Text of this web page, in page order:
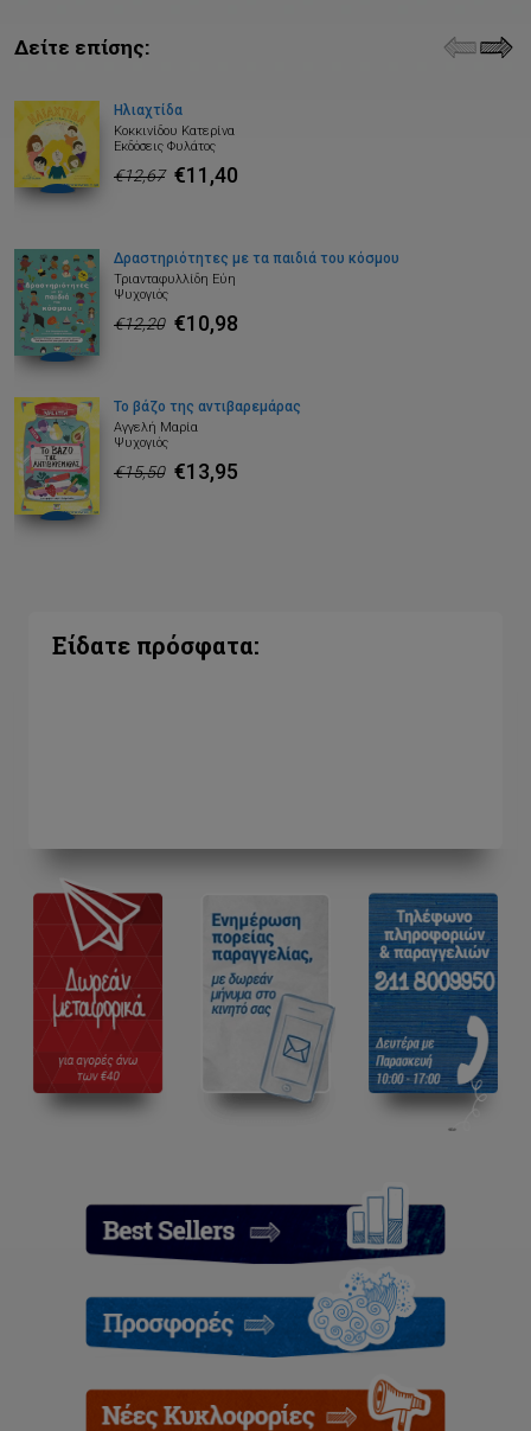
Δείτε επίσης:
Ηλιαχτίδα
Κοκκινίδου Κατερίνα
Εκδόσεις Φυλάτος
€12,67 €11,40
Δραστηριότητες με τα παιδιά του κόσμου
Τριανταφυλλίδη Εύη
Ψυχογιός
€12,20 €10,98
Το βάζο της αντιβαρεμάρας
Αγγελή Μαρία
Ψυχογιός
€15,50 €13,95
Είδατε πρόσφατα: